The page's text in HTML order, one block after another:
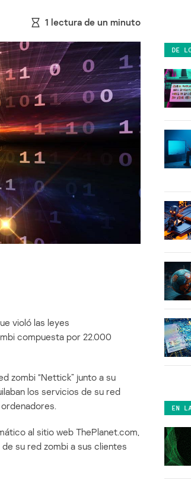
1 lectura de un minuto
violó las leyes
compuesta por 22.000
zombi “Nettick” junto a su
los servicios de su red
al sitio web ThePlanet.com,
su red zombi a sus clientes
DE
EN